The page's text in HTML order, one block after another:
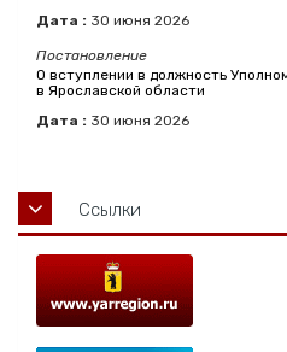
Дата : 30 июня 2026
Постановление
О вступлении в должность
в Ярославской области
Дата : 30 июня 2026
Ссылки